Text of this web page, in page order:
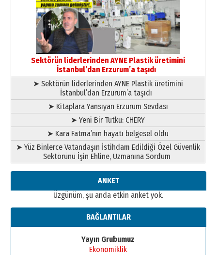
28 Temmuz 2026 Salı
Ahmet Gökhan YAZICI
Ahmed Yesevi’den bir Alperen…
”Reisimiz” idi… Hakka yürüdü.!
26 Mart 2026 Perşembe
Cem Bakırcı
Ardında bıraktığı hatıralarıyla
gönül adamı Faruk Terzioğlu!
13 Mayıs 2026 Çarşamba
Esat BİNDESEN
TRT’NİN BÖLGEYE AÇILAN SESİ
Sektörün liderlerinden AYNE Plastik üretimini
İstanbul’dan Erzurum’a taşıdı
➤ Sektörün liderlerinden AYNE Plastik üretimini
İstanbul’dan Erzurum’a taşıdı
➤ Kitaplara Yansıyan Erzurum Sevdası
➤ Yeni Bir Tutku: CHERY
➤ Kara Fatma’nın hayatı belgesel oldu
➤ Yüz Binlerce Vatandaşın İstihdam Edildiği Özel Güvenlik
Sektörünü İşin Ehline, Uzmanına Sordum
ANKET
Üzgünüm, şu anda etkin anket yok.
BAĞLANTILAR
Yayın Grubumuz
Ekonomiklik